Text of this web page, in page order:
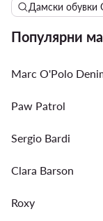
Дамски обувки
Популярни
Marc O'Polo
Paw Patrol
Sergio Bardi
Clara Barson
Roxy